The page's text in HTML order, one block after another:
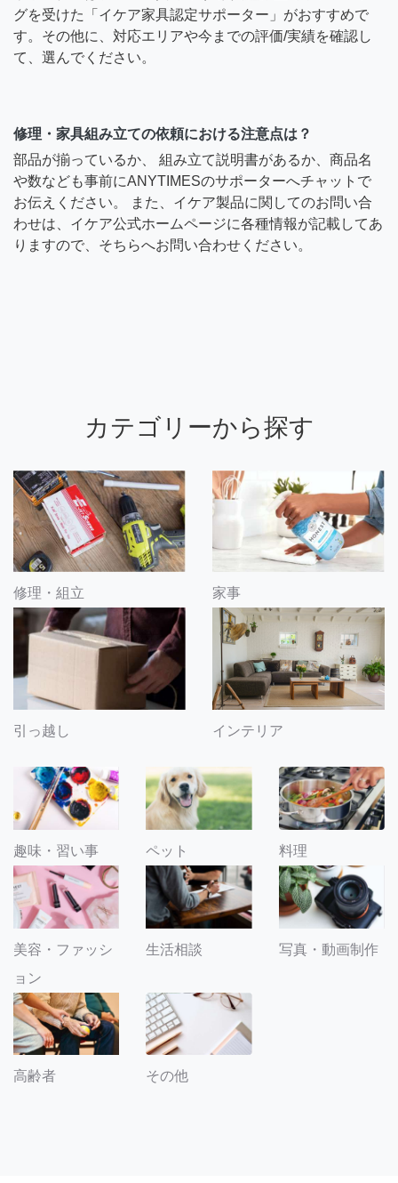
グを受けた「イケア家具認定サポーター」がおすすめで
す。その他に、対応エリアや今までの評価/実績を確認し
て、選んでください。
修理・家具組み立ての依頼における注意点は？
部品が揃っているか、 組み立て説明書があるか、商品名
や数なども事前にANYTIMESのサポーターへチャットで
お伝えください。 また、イケア製品に関してのお問い合
わせは、イケア公式ホームページに各種情報が記載してあ
りますので、そちらへお問い合わせください。
カテゴリーから探す
修理・組立 家事
引っ越し インテリア
趣味・習い事 ペット 料理
美容・ファッシ
ョン
生活相談 写真・動画制作
高齢者 その他